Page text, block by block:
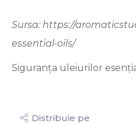
Sursa: https://
essential-oils/
Siguranța uleiurilor
Distribuie pe